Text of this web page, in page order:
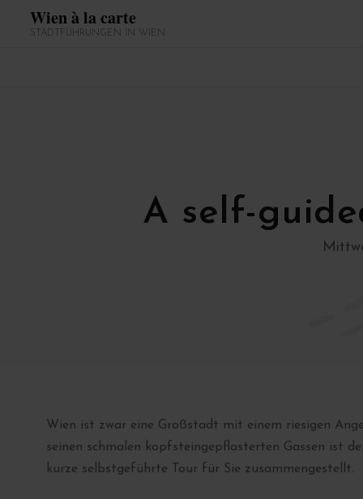
Wien à la carte
STADTFÜHRUNGEN IN WIEN
A self-
Wien ist zwar eine Großstadt mit einem riesigen
seinen schmalen kopfsteingepflasterten Gassen ist
kurze selbstgeführte Tour für Sie zusammengestellt.